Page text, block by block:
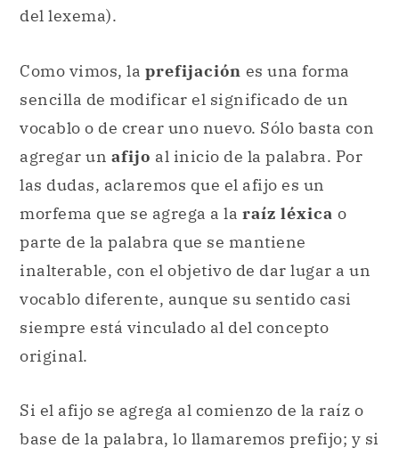
del lexema).
Como vimos, la prefijación es una forma
sencilla de modificar el significado de un
vocablo o de crear uno nuevo. Sólo basta con
agregar un afijo al inicio de la palabra. Por
las dudas, aclaremos que el afijo es un
morfema que se agrega a la raíz léxica o
parte de la palabra que se mantiene
inalterable, con el objetivo de dar lugar a un
vocablo diferente, aunque su sentido casi
siempre está vinculado al del concepto
original.
Si el afijo se agrega al comienzo de la raíz o
base de la palabra, lo llamaremos prefijo; y si